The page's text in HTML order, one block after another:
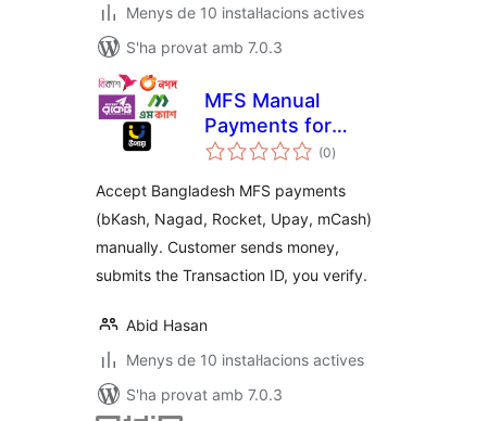
Menys de 10 instal·lacions actives
S'ha provat amb 7.0.3
MFS Manual
Payments for
WooCommerce
(0puntuacions
totals
)
Accept Bangladesh MFS payments
(bKash, Nagad, Rocket, Upay, mCash)
manually. Customer sends money,
submits the Transaction ID, you verify.
Abid Hasan
Menys de 10 instal·lacions actives
S'ha provat amb 7.0.3